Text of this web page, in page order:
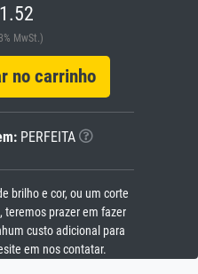
MwSt.)
carrinho
PERFEITA
brilho e cor, ou um corte
teremos prazer em fazer
custo adicional para
em nos contatar.